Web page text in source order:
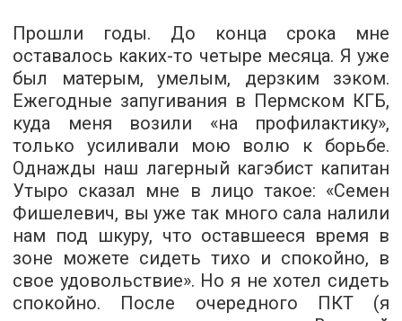
Прошли годы. До конца срока мне
оставалось каких­-то четыре месяца. Я уже
был матерым, умелым, дерзким зэком.
Ежегодные запугивания в Пермском КГБ,
куда меня возили «на профилактику»,
только усиливали мою волю к борьбе.
Однажды наш лагерный кагэбист капитан
Утыро сказал мне в лицо такое: «Семен
Фишелевич, вы уже так много сала налили
нам под шкуру, что оставшееся время в
зоне можете сидеть тихо и спокойно, в
свое удовольствие». Но я не хотел сидеть
спокойно. После очередного ПКТ (я